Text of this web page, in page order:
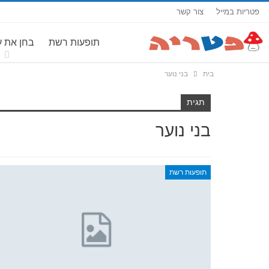
פטריות במייל צור קשר
תופעות רשת בחן את
בית בני נוער
תגית
בני נוער
תופעות רשת